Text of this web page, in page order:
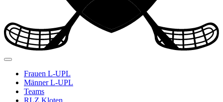
Frauen L-UPL
Männer L-UPL
Teams
RLZ Kloten